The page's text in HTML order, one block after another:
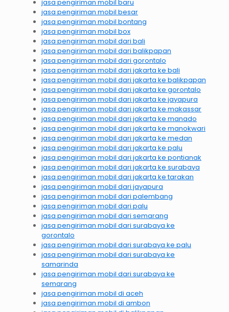
jasa pengiriman mobil baru
jasa pengiriman mobil besar
jasa pengiriman mobil bontang
jasa pengiriman mobil box
jasa pengiriman mobil dari bali
jasa pengiriman mobil dari balikpapan
jasa pengiriman mobil dari gorontalo
jasa pengiriman mobil dari jakarta ke bali
jasa pengiriman mobil dari jakarta ke balikpapan
jasa pengiriman mobil dari jakarta ke gorontalo
jasa pengiriman mobil dari jakarta ke jayapura
jasa pengiriman mobil dari jakarta ke makassar
jasa pengiriman mobil dari jakarta ke manado
jasa pengiriman mobil dari jakarta ke manokwari
jasa pengiriman mobil dari jakarta ke medan
jasa pengiriman mobil dari jakarta ke palu
jasa pengiriman mobil dari jakarta ke pontianak
jasa pengiriman mobil dari jakarta ke surabaya
jasa pengiriman mobil dari jakarta ke tarakan
jasa pengiriman mobil dari jayapura
jasa pengiriman mobil dari palembang
jasa pengiriman mobil dari palu
jasa pengiriman mobil dari semarang
jasa pengiriman mobil dari surabaya ke
gorontalo
jasa pengiriman mobil dari surabaya ke palu
jasa pengiriman mobil dari surabaya ke
samarinda
jasa pengiriman mobil dari surabaya ke
semarang
jasa pengiriman mobil di aceh
jasa pengiriman mobil di ambon